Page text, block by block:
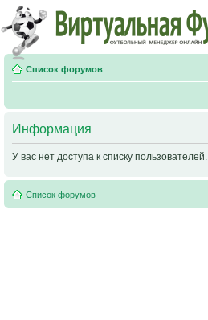
Список форумов
Информация
У вас нет доступа к списку пользователей.
Список форумов